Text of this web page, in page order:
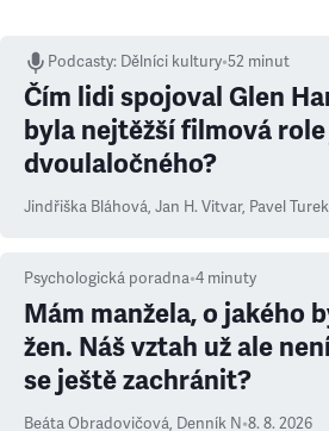
Podcasty: Dělníci kultury•52 minut
Čím lidi spojoval Glen
byla nejtěžší filmová
dvoulaločného?
Jindřiška Bláhová, Jan H. Vitvar, Pavel Turek
Psychologická poradna•4 minuty
Mám manžela, o jakého
žen. Náš vztah už ale
se ještě zachránit?
Beáta Obradovičová, Denník N•8. 8. 2026